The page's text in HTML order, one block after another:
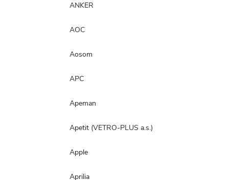
ANKER
AOC
Aosom
APC
Apeman
Apetit (VETRO-PLUS a.s.)
Apple
Aprilia